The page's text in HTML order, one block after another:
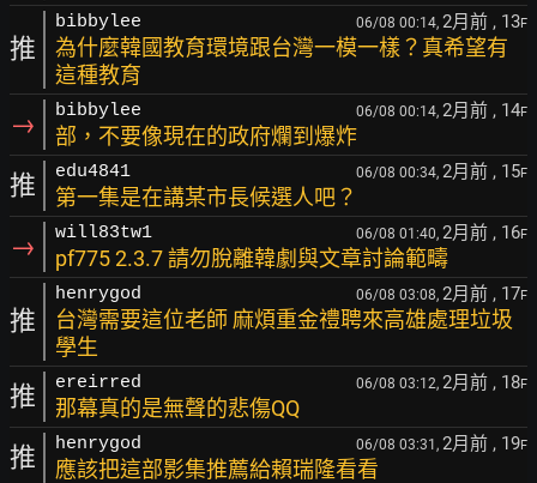
推
bibbylee 06/08 00:14, 2月前 , 13F
為什麼韓國教育環境跟台灣一模一樣？真希望有
這種教育
→ bibbylee 06/08 00:14, 2月前 , 14F
部，不要像現在的政府爛到爆炸
推 edu4841 06/08 00:34, 2月前 , 15F
第一集是在講某市長候選人吧？
→ will83tw1 06/08 01:40, 2月前 , 16F
pf775 2.3.7 請勿脫離韓劇與文章討論範疇
推
henrygod 06/08 03:08, 2月前 , 17F
台灣需要這位老師 麻煩重金禮聘來高雄處理垃圾
學生
推 ereirred 06/08 03:12, 2月前 , 18F
那幕真的是無聲的悲傷QQ
推 henrygod 06/08 03:31, 2月前 , 19F
應該把這部影集推薦給賴瑞隆看看